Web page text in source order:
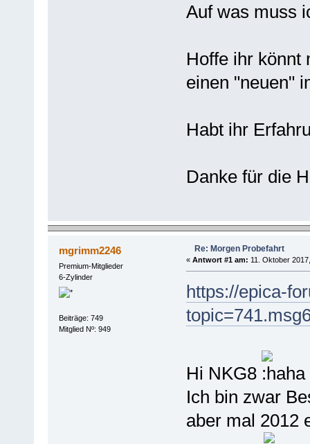
Auf was muss
Hoffe ihr könnt
einen "neuen"
Habt ihr
Danke für die
mgrimm2246
Premium-Mitglieder
6-Zylinder
Beiträge: 749
Mitglied Nº: 949
Re: Morgen Probefahrt
« Antwort #1 am: 11. Oktober
https://epica-
Hi NKG8
Ich bin zwar
aber mal 2012